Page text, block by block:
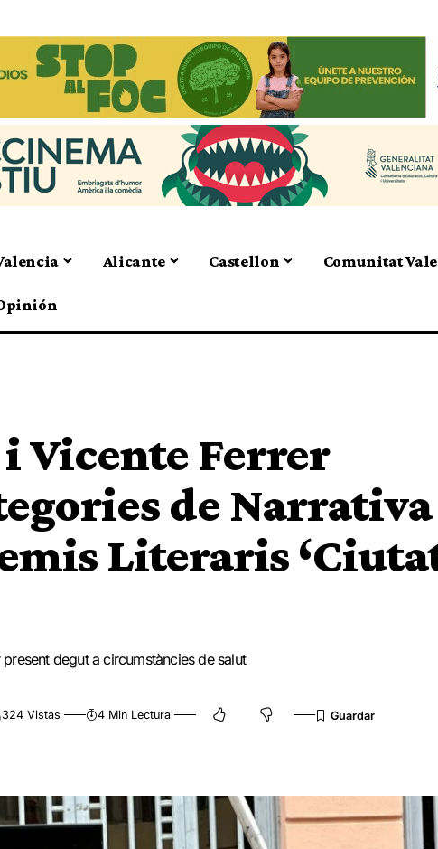
Alicante Castellon Comunitat
Vicente Ferrer
de Narrativa
Literaris
degut a circumstàncies de salut
324 Vistas 4 Min Lectura